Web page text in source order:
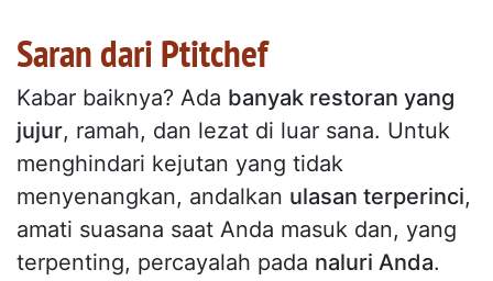
Saran dari Ptitchef
Kabar baiknya? Ada banyak restoran yang
jujur, ramah, dan lezat di luar sana. Untuk
menghindari kejutan yang tidak
menyenangkan, andalkan ulasan terperinci,
amati suasana saat Anda masuk dan, yang
terpenting, percayalah pada naluri Anda.